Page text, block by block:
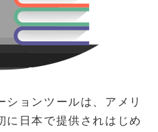
ションツールは、アメリ
に日本で提供されはじめ